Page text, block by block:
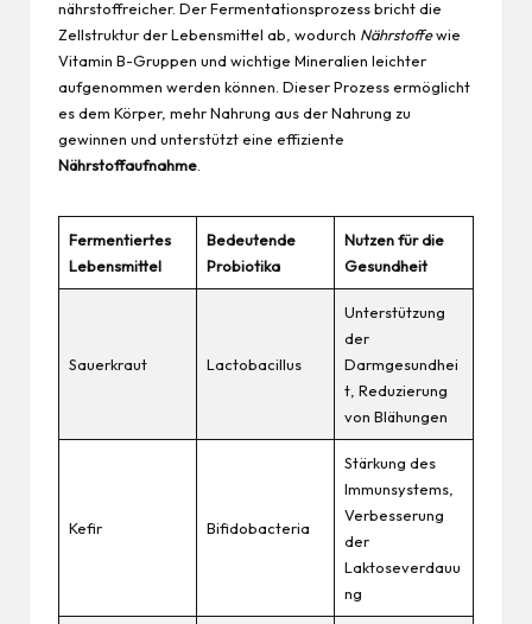
nährstoffreicher. Der Fermentationsprozess bricht die
Zellstruktur der Lebensmittel ab, wodurch Nährstoffewie
Vitamin B-Gruppen und wichtige Mineralien leichter
aufgenommen werden können. Dieser Prozess ermöglicht
es dem Körper, mehr Nahrung aus der Nahrung zu
gewinnen und unterstützt eine effiziente
Nährstoffaufnahme
Fermentiertes
Lebensmittel
Bedeutende
Probiotika
Nutzen für die
Gesundheit
Sauerkraut Lactobacillus
Unterstützung
der
Darmgesundhei
t, Reduzierung
von Blähungen
Kefir Bifidobacteria
Stärkung des
Immunsystems,
Verbesserung
der
Laktoseverdauu
ng